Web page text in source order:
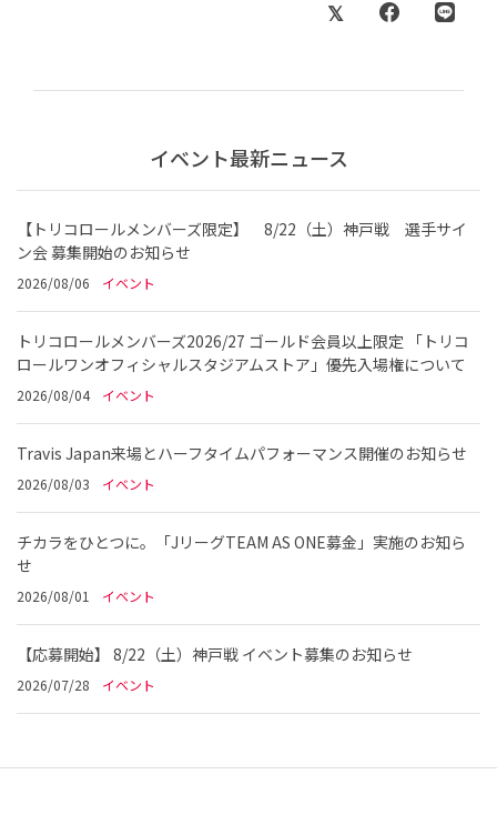
イベント最新ニュース
【トリコロールメンバーズ限定】 8/22（土）神戸戦 選手サイ
ン会 募集開始のお知らせ
2026/08/06 イベント
トリコロールメンバーズ2026/27 ゴールド会員以上限定 「トリコ
ロールワンオフィシャルスタジアムストア」優先入場権について
2026/08/04 イベント
Travis Japan来場とハーフタイムパフォーマンス開催のお知らせ
2026/08/03 イベント
チカラをひとつに。「JリーグTEAM AS ONE募金」実施のお知ら
せ
2026/08/01 イベント
【応募開始】 8/22（土）神戸戦 イベント募集のお知らせ
2026/07/28 イベント